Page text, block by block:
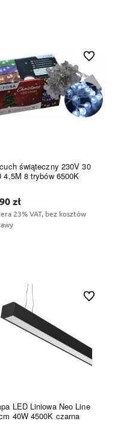
świąteczny 230V 30
4,5M 8 trybów 6500K
zł
23% VAT, bez kosztów
Do
LED Liniowa Neo Line
40W 4500K czarna
Do